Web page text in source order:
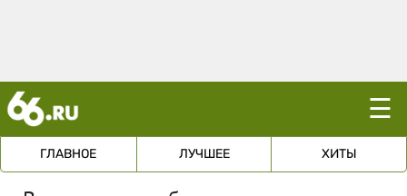
☰
ГЛАВНОЕ ЛУЧШЕЕ ХИТЫ